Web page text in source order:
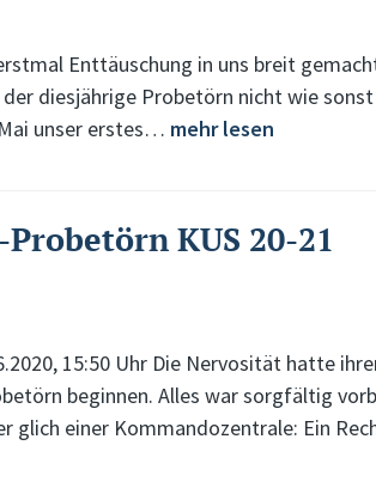
Enttäuschung in uns breit
der diesjährige Probetörn nicht wie
unser erstes… mehr lesen
KUS 20-21
15:50 Uhr Die Nervosität hatte
beginnen. Alles war sorgfältig
glich einer Kommandozentrale: Ein